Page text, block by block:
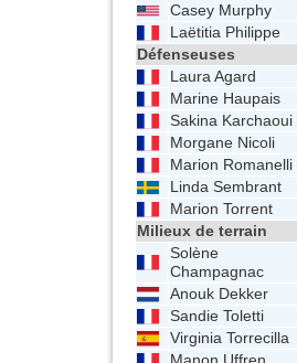
Casey Murphy
Laëtitia Philippe
Défenseuses
Laura Agard
Marine Haupais
Sakina Karchaoui
Morgane Nicoli
Marion Romanelli
Linda Sembrant
Marion Torrent
Milieux de terrain
Solène
Champagnac
Anouk Dekker
Sandie Toletti
Virginia Torrecilla